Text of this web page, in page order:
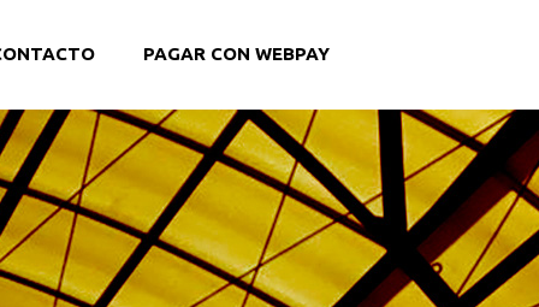
PAGAR CON WEBPAY